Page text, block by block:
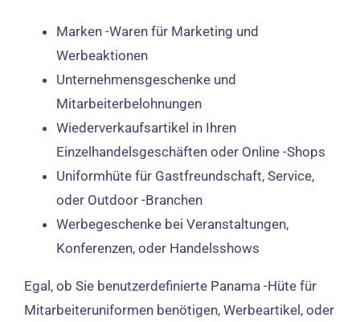
Marken -Waren für Marketing und
Werbeaktionen
Unternehmensgeschenke und
Mitarbeiterbelohnungen
Wiederverkaufsartikel in Ihren
Einzelhandelsgeschäften oder Online -Shops
Uniformhüte für Gastfreundschaft, Service,
oder Outdoor -Branchen
Werbegeschenke bei Veranstaltungen,
Konferenzen, oder Handelsshows
Egal, ob Sie benutzerdefinierte Panama -Hüte für
Mitarbeiteruniformen benötigen, Werbeartikel, oder